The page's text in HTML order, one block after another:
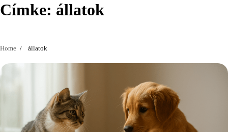
Címke: állatok
Home állatok